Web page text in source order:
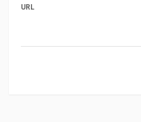
URL